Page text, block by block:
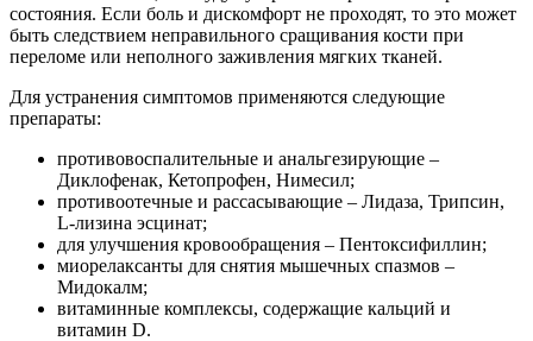
состояния. Если боль и дискомфорт не проходят, то это может
быть следствием неправильного сращивания кости при
переломе или неполного заживления мягких тканей.
Для устранения симптомов применяются следующие
препараты:
противовоспалительные и анальгезирующие –
Диклофенак, Кетопрофен, Нимесил;
противоотечные и рассасывающие – Лидаза, Трипсин,
L-лизина эсцинат;
для улучшения кровообращения – Пентоксифиллин;
миорелаксанты для снятия мышечных спазмов –
Мидокалм;
витаминные комплексы, содержащие кальций и
витамин D.